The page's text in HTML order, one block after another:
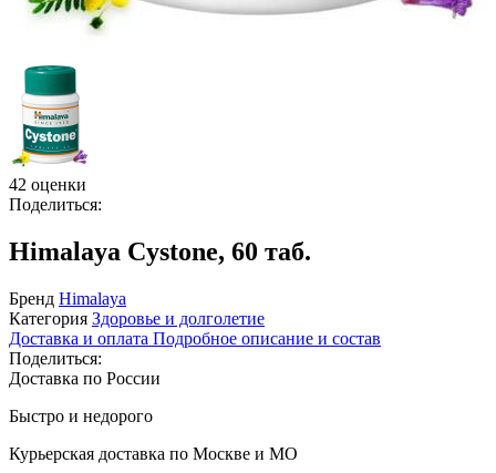
42 оценки
Поделиться:
Himalaya Cystone, 60 таб.
Бренд Himalaya
Категория Здоровье и долголетие
Доставка и оплата Подробное описание и состав
Поделиться:
Доставка по России
Быстро и недорого
Курьерская доставка по Москве и МО